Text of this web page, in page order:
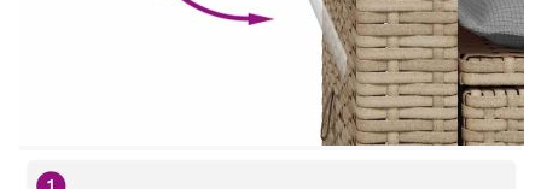
Материал: PE ратан, прахово боядисана
Размери: 62 x 62 x 69 см (Ш x Д x В)
Размери на седалката: 55 x 55 cм (Ш x Д)